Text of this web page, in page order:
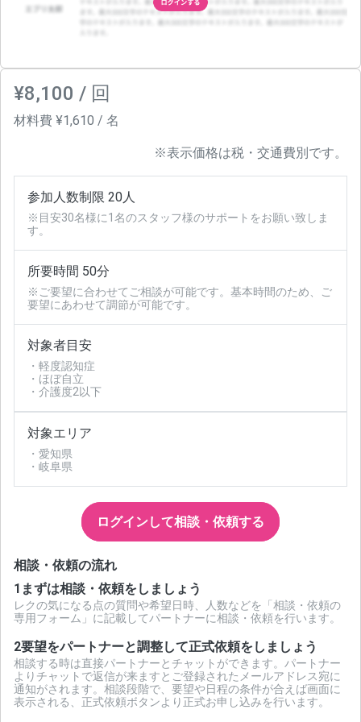
¥8,100 / 回
材料費 ¥1,610 / 名
※表示価格は税・交通費別です。
参加人数制限 20人
※目安30名様に1名のスタッフ様のサポートをお願い致しま
す。
所要時間 50分
※ご要望に合わせてご相談が可能です。基本時間のため、ご
要望にあわせて調節が可能です。
対象者目安
・軽度認知症
・ほぼ自立
・介護度2以下
対象エリア
・愛知県
・岐阜県
ログインして相談・依頼する
相談・依頼の流れ
1 まずは相談・依頼をしましょう
レクの気になる点の質問や希望日時、人数などを「相談・依頼の
専用フォーム」に記載してパートナーに相談・依頼を行います。
2要望をパートナーと調整して正式依頼をしましょう
相談する時は直接パートナーとチャットができます。パートナー
よりチャットで返信が来ますとご登録されたメールアドレス宛に
通知がされます。相談段階で、要望や日程の条件が合えば画面に
表示される、正式依頼ボタンより正式お申し込みを行います。